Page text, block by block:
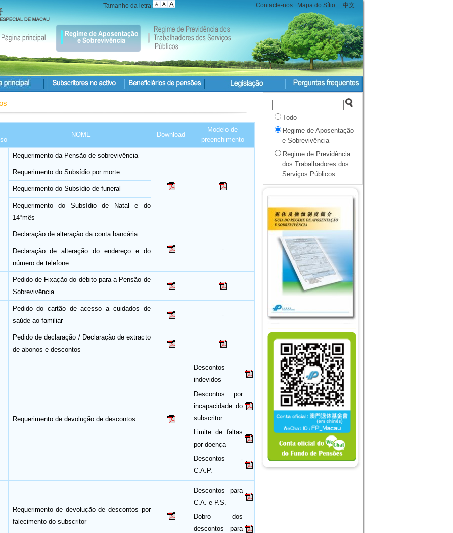
Tamanho da letra: Contacte-nos Mapa do Sítio 中文
NOME Download
Modelo de
preenchimento
Requerimento da Pensão de sobrevivência
Requerimento do Subsídio por morte
Requerimento do Subsídio de funeral
Requerimento do Subsídio de Natal e do
14ºmês
Declaração de alteração da conta bancária
-
Declaração de alteração do endereço e do
número de telefone
Pedido de Fixação do débito para a Pensão de
Sobrevivência
Pedido do cartão de acesso a cuidados de
saúde ao familiar
-
Pedido de declaração / Declaração de extracto
de abonos e descontos
Requerimento de devolução de descontos
Descontos
indevidos
Descontos por
incapacidade do
subscritor
Limite de faltas
por doença
Descontos -
C.A.P.
Requerimento de devolução de descontos por
falecimento do subscritor
Descontos para
C.A. e P.S.
Dobro dos
descontos para
Todo
Regime de Aposentação
e Sobrevivência
Regime de Previdência
dos Trabalhadores dos
Serviços Públicos